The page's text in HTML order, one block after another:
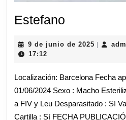
Estefano
9 de junio de 2025 9
2025
|
17:12
Localización: Barcelona Fecha
01/06/2024 Sexo : Macho
a FIV y Leu Desparasitado : Sí
Cartilla : Sí FECHA